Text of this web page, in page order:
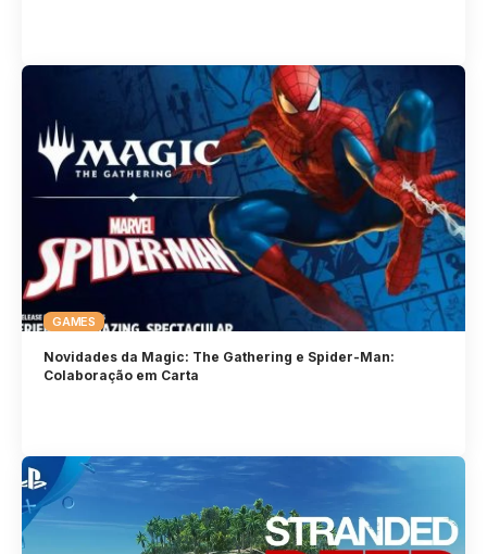
GAMES
Novidades da Magic: The Gathering e Spider-Man:
Colaboração em Carta